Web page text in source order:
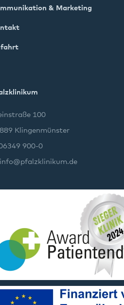
& Marketing
100
Klingenmünster
900-0
info@pfalzklinikum.de